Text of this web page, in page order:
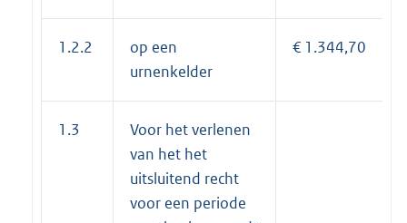
1.2.2
op een
urnenkelder
€ 1.344,70
1.3
Voor het verlenen
van het het
uitsluitend recht
voor een periode